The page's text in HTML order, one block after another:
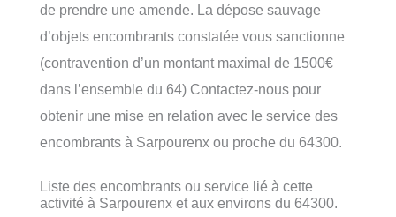
de prendre une amende. La dépose sauvage
d’objets encombrants constatée vous sanctionne
(contravention d’un montant maximal de 1500€
dans l’ensemble du 64) Contactez-nous pour
obtenir une mise en relation avec le service des
encombrants à Sarpourenx ou proche du 64300.
Liste des encombrants ou service lié à cette
activité à Sarpourenx et aux environs du 64300.